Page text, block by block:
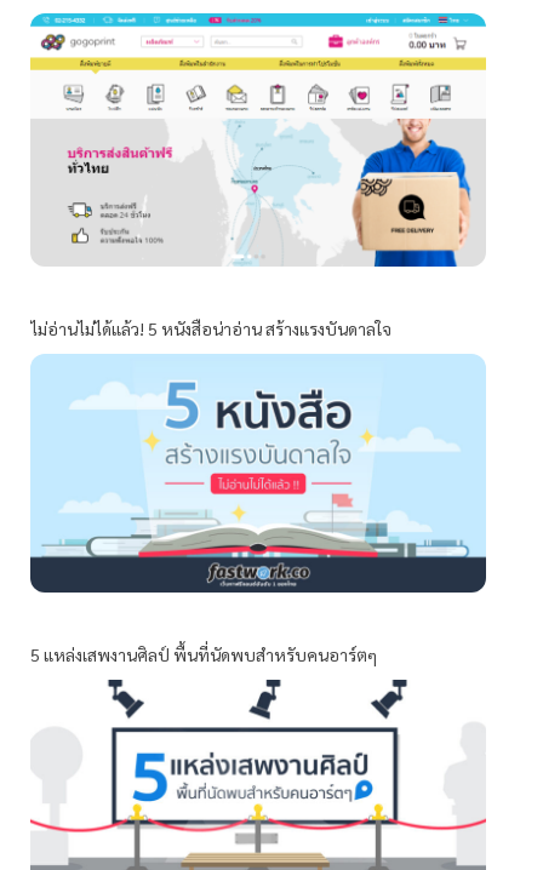
ไม่อ่านไม่ได้แล้ว! 5 หนังสือน่าอ่าน สร้างแรงบันดาลใจ
5 แหล่งเสพงานศิลป์ พื้นที่นัดพบสำหรับคนอาร์ตๆ